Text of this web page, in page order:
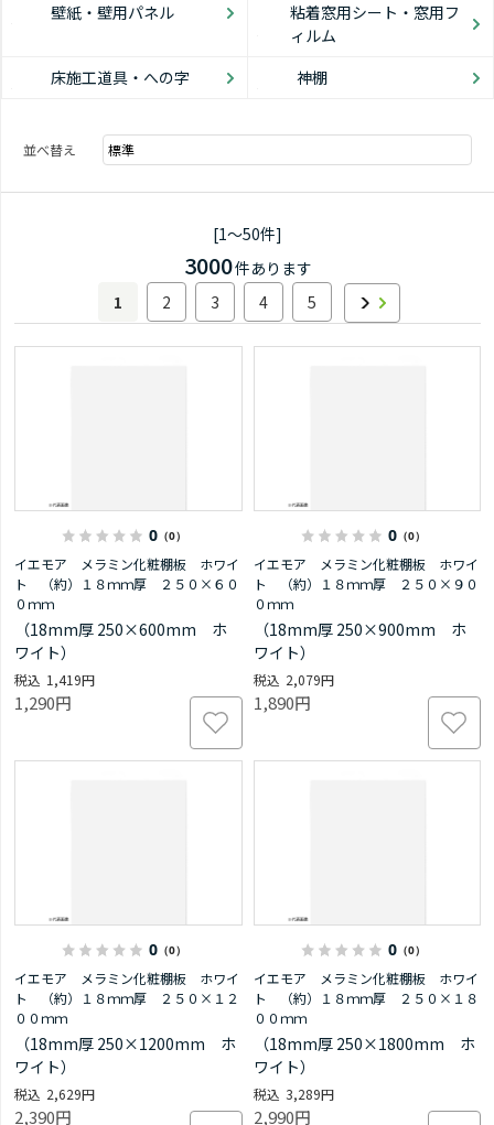
壁紙・壁用パネル
粘着窓用シート・窓用フ
ィルム
床施工道具・への字
神棚
並べ替え
[1～50件]
3000件あります
1
2 3 4 5
0 （0）
イエモア メラミン化粧棚板 ホワイ
ト （約）１８ｍｍ厚 ２５０×６０
０ｍｍ
（18mm厚 250×600mm ホ
ワイト）
1,419円
1,290円
0（0）
イエモア メラミン化粧棚板 ホワイ
ト （約）１８ｍｍ厚 ２５０×９０
０ｍｍ
（18mm厚 250×900mm ホ
ワイト）
2,079円
1,890円
0 （0）
イエモア メラミン化粧棚板 ホワイ
ト （約）１８ｍｍ厚 ２５０×１２
００ｍｍ
（18mm厚 250×1200mm ホ
ワイト）
2,629円
2,390円
0（0）
イエモア メラミン化粧棚板 ホワイ
ト （約）１８ｍｍ厚 ２５０×１８
００ｍｍ
（18mm厚 250×1800mm ホ
ワイト）
3,289円
2,990円